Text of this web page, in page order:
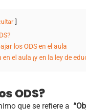
los ODS en el aula
el aula ¡y en la ley de
ODS?
que se refiere a